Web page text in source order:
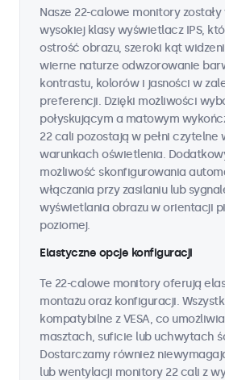
Nasze 22-calowe monitory
wysokiej klasy wyświetlacz IPS,
ostrość obrazu, szeroki kąt
wierne naturze odwzorowanie
kontrastu, kolorów i jasności w
preferencji. Dzięki możliwości
połyskującym a matowym
22 cali pozostają w pełni czytelne
warunkach oświetlenia.
możliwość skonfigurowania
włączania przy zasilaniu lub
wyświetlania obrazu w orientacji
poziomej.
Elastyczne opcje konfiguracji
Te 22-calowe monitory oferują
montażu oraz konfiguracji.
kompatybilne z VESA, co
masztach, suficie lub uchwytach
Dostarczamy również
lub wentylacji monitory 22 cali z